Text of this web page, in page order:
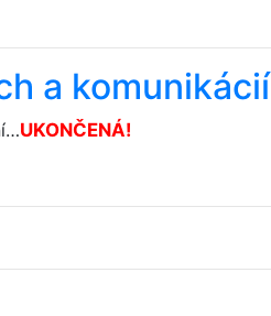
a komunikácií
U­KONČENÁ!